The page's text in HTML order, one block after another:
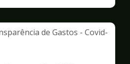
Infraestrutura
Serviços
Públicos